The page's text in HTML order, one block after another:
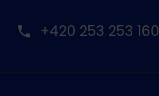
+420 253 253 160